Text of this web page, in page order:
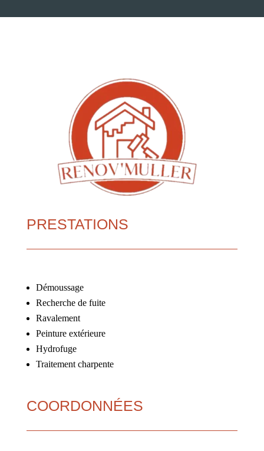
PRESTATIONS
Démoussage
Recherche de fuite
Ravalement
Peinture extérieure
Hydrofuge
Traitement charpente
COORDONNÉES